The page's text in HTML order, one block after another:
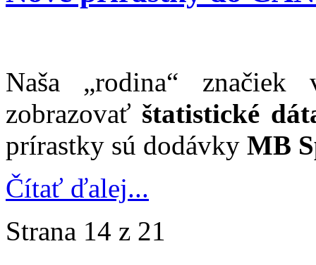
Naša „rodina“
zobrazovať štatistické
prírastky sú dodávky MB
Čítať ďalej...
Strana 14 z 21